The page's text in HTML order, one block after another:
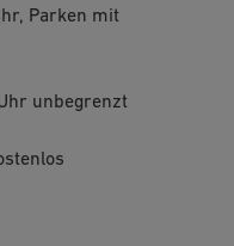
Parken mit
unbegrenzt